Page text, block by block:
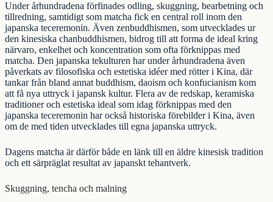
Under århundradena förfinades odling, skuggning, bearbetning och
tillredning, samtidigt som matcha fick en central roll inom den
japanska teceremonin. Även zenbuddhismen, som utvecklades ur
den kinesiska chanbuddhismen, bidrog till att forma de ideal kring
närvaro, enkelhet och koncentration som ofta förknippas med
matcha. Den japanska tekulturen har under århundradena även
påverkats av filosofiska och estetiska idéer med rötter i Kina, där
tankar från bland annat buddhism, daoism och konfucianism kom
att få nya uttryck i japansk kultur. Flera av de redskap, keramiska
traditioner och estetiska ideal som idag förknippas med den
japanska teceremonin har också historiska förebilder i Kina, även
om de med tiden utvecklades till egna japanska uttryck.
Dagens matcha är därför både en länk till en äldre kinesisk tradition
och ett särpräglat resultat av japanskt tehantverk.
Skuggning, tencha och malning